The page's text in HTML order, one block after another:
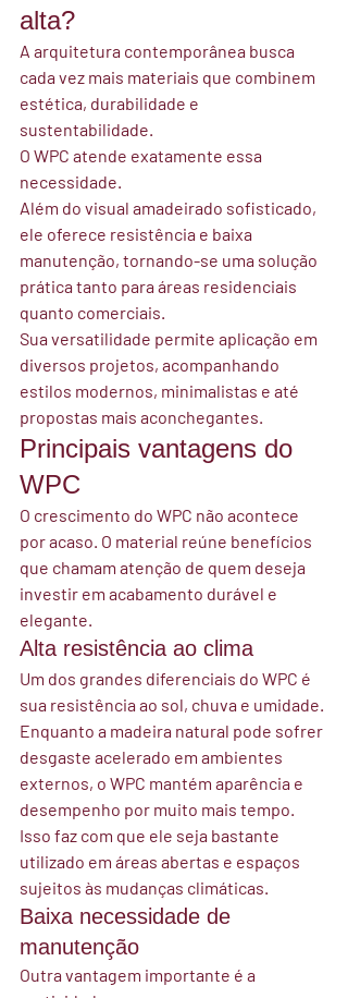
alta?
A arquitetura contemporânea busca
cada vez mais materiais que combinem
estética, durabilidade e
sustentabilidade
O WPC atende exatamente essa
necessidade.
Além do visual amadeirado sofisticado,
ele oferece resistência e baixa
manutenção, tornando-se uma solução
prática tanto para áreas residenciais
quanto comerciais.
Sua versatilidade permite aplicação em
diversos projetos, acompanhando
estilos modernos, minimalistas e até
propostas mais aconchegantes.
Principais vantagens do
WPC
O crescimento do WPC não acontece
por acaso. O material reúne benefícios
que chamam atenção de quem deseja
investir em acabamento durável e
elegante.
Alta resistência ao clima
Um dos grandes diferenciais do WPC é
sua resistência ao sol, chuva e umidade
Enquanto a madeira natural pode sofrer
desgaste acelerado em ambientes
externos, o WPC mantém aparência e
desempenho por muito mais tempo.
Isso faz com que ele seja bastante
utilizado em áreas abertas e espaços
sujeitos às mudanças climáticas.
Baixa necessidade de
manutenção
Outra vantagem importante é a